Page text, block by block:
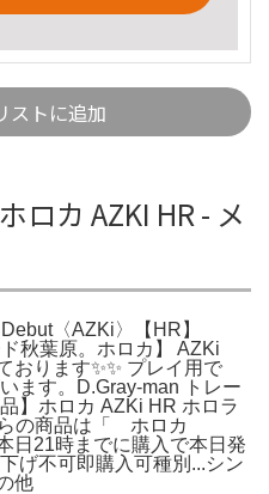
ストに追加
カ AZKI HR - メ
〈AZKi〉【HR】
秋葉原。ホロカ】 AZKi
おります✨✨ プレイ用で
ます。D.Gray-man トレー
】ホロカ AZKi HR ホロラ
らの商品は「 ホロカ
21時までに購入で本日発
げ不可即購入可種別...シン
他